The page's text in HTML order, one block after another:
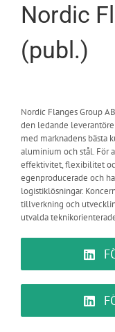
Nordic
(publ.)
Nordic Flanges Group
den ledande
med marknadens bästa
aluminium och stål. För
effektivitet, flexibilitet
egenproducerade och
logistiklösningar.
tillverkning och
utvalda